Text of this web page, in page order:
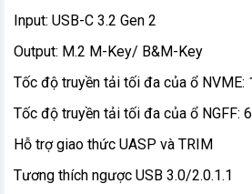
Input: USB-C 3.2 Gen 2
Output: M.2 M-Key/ B&M-Key
Tốc độ truyền tải tối đa của ổ NVME:
Tốc độ truyền tải tối đa của ổ NGFF:
Hỗ trợ giao thức UASP và TRIM
Tương thích ngược USB 3.0/2.0.1.1